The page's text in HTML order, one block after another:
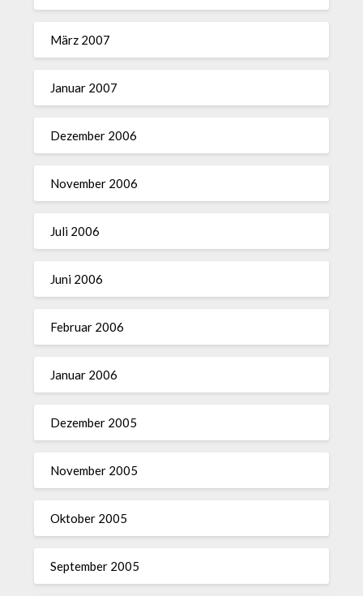
März 2007
Januar 2007
Dezember 2006
November 2006
Juli 2006
Juni 2006
Februar 2006
Januar 2006
Dezember 2005
November 2005
Oktober 2005
September 2005